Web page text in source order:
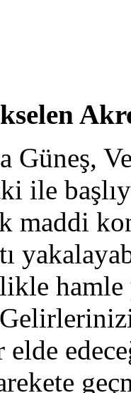
Güneş,
ile
maddi
hamle
elde